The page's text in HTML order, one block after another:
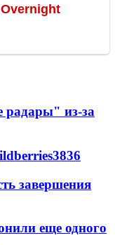
радары" из-за
3836
завершения
еще одного